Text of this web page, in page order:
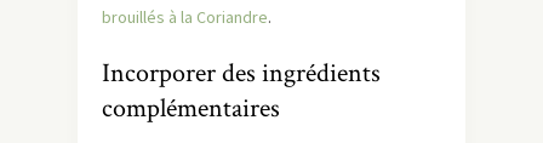
brouillés à la Coriandre.
Incorporer des ingrédients
complémentaires